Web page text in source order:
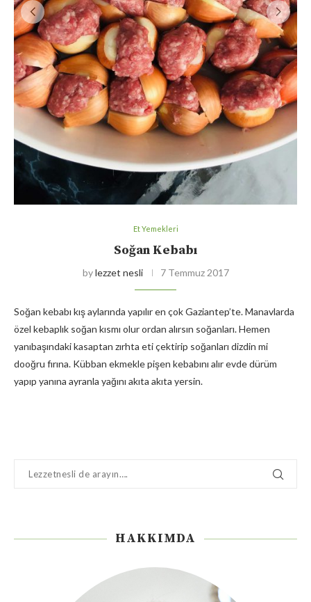
Et Yemekleri
Soğan Kebabı
bylezzet nesli 7 Temmuz 2017
Soğan kebabı kış aylarında yapılır en çok Gaziantep’te. Manavlarda
özel kebaplık soğan kısmı olur ordan alırsın soğanları. Hemen
yanıbaşındaki kasaptan zırhta eti çektirip soğanları dizdin mi
dooğru fırına. Kübban ekmekle pişen kebabını alır evde dürüm
yapıp yanına ayranla yağını akıta akıta yersin.
HAKKIMDA